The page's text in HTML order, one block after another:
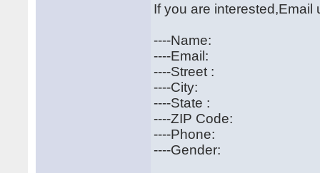
If you are interested,Email
----Name:
----Email:
----Street :
----City:
----State :
----ZIP Code:
----Phone:
----Gender: